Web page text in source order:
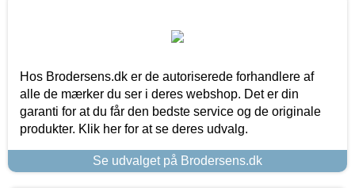
Hos Brodersens.dk er de autoriserede forhandlere af
alle de mærker du ser i deres webshop. Det er din
garanti for at du får den bedste service og de originale
produkter. Klik her for at se deres udvalg.
Se udvalget på Brodersens.dk